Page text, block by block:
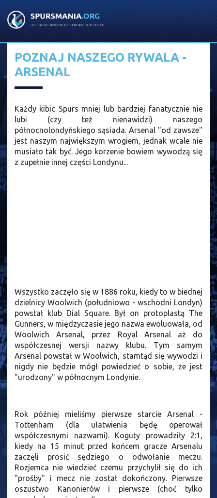
POZNAJ NASZEGO RYWALA -
ARSENAL
Każdy kibic Spurs mniej lub bardziej fanatycznie nie
lubi (czy też nienawidzi) naszego
północnolondyńskiego sąsiada. Arsenal "od zawsze"
jest naszym największym wrogiem, jednak wcale nie
musiało tak być. Jego korzenie bowiem wywodzą się
z zupełnie innej części Londynu...
Wszystko zaczęło się w 1886 roku, kiedy to w biednej
dzielnicy Woolwich (południowo - wschodni Londyn)
powstał klub Dial Square. Był on protoplastą The
Gunners, w międzyczasie jego nazwa ewoluowała, od
Woolwich Arsenal, przez Royal Arsenal aż do
współczesnej wersji nazwy klubu. Tym samym
Arsenal powstał w Woolwich, stamtąd się wywodzi i
nigdy nie będzie mógł powiedzieć o sobie, że jest
"urodzony" w północnym Londynie.
Rok później mieliśmy pierwsze starcie Arsenal -
Tottenham (dla ułatwienia będę operował
współczesnymi nazwami). Koguty prowadziły 2:1,
kiedy na 15 minut przed końcem gracze Arsenalu
zaczęli prosić sędziego o odwołanie meczu.
Rozjemca nie wiedzieć czemu przychylił się do ich
"prośby" i mecz nie został dokończony. Pierwsze
oszustwo Kanonierów i pierwsze (choć tylko